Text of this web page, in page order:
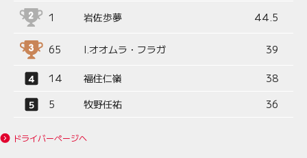
1 岩佐歩夢 44.5
65 I.オオムラ・フラガ 39
14 福住仁嶺
38
5
牧野任祐 36
ドライバーページへ